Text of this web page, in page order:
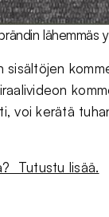
lähemmäs
sisältöjen
voi kerätä
Tutustu lisää.